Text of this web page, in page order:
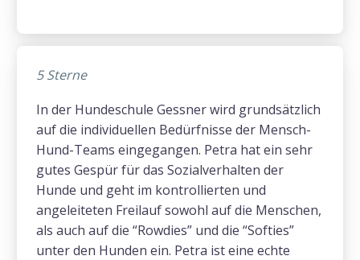
5 Sterne
In der Hundeschule Gessner wird grundsätzlich
auf die individuellen Bedürfnisse der Mensch-
Hund-Teams eingegangen. Petra hat ein sehr
gutes Gespür für das Sozialverhalten der
Hunde und geht im kontrollierten und
angeleiteten Freilauf sowohl auf die Menschen,
als auch auf die “Rowdies” und die “Softies”
unter den Hunden ein. Petra ist eine echte